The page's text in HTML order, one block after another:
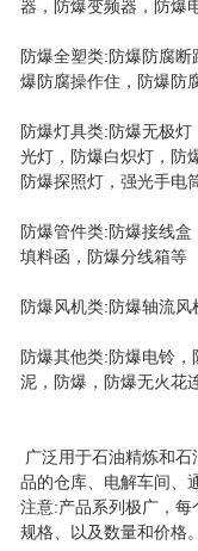
器，防爆变频器，防爆
防爆全塑类:防爆防腐
爆防腐操作住，防爆防
防爆灯具类:防爆无极
光灯，防爆白炽灯，防
防爆探照灯，强光手电
防爆管件类:防爆接线
填料函，防爆分线箱等
防爆风机类:防爆轴流
防爆其他类:防爆电铃
泥，防爆，防爆无火
广泛用于石油精炼和
品的仓库、电解车间、
注意:产品系列极广，
规格、以及数量和价格